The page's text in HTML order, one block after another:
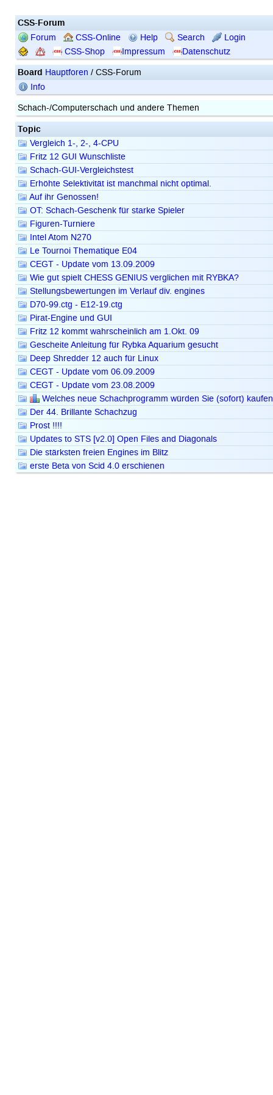
CSS-Forum
Forum CSS-Online Help Search
Login
CSS-Shop
Impressum Datenschutz
Board Hauptforen / CSS-Forum
Info
Schach-/Computerschach und andere Themen
Topic
Vergleich 1-, 2-, 4-CPU
Fritz 12 GUI Wunschliste
Schach-GUI-Vergleichstest
Erhöhte Selektivität ist manchmal nicht optimal.
Auf ihr Genossen!
OT: Schach-Geschenk für starke Spieler
Figuren-Turniere
Intel Atom N270
Le Tournoi Thematique E04
CEGT - Update vom 13.09.2009
Wie gut spielt CHESS GENIUS verglichen mit RYBKA?
Stellungsbewertungen im Verlauf div. engines
D70-99.ctg - E12-19.ctg
Pirat-Engine und GUI
Fritz 12 kommt wahrscheinlich am 1.Okt. 09
Gescheite Anleitung für Rybka Aquarium gesucht
Deep Shredder 12 auch für Linux
CEGT - Update vom 06.09.2009
CEGT - Update vom 23.08.2009
Welches neue Schachprogramm würden Sie (sofort)
Der 44. Brillante Schachzug
Prost !!!!
Updates to STS [v2.0] Open Files and Diagonals
Die stärksten freien Engines im Blitz
erste Beta von Scid 4.0 erschienen